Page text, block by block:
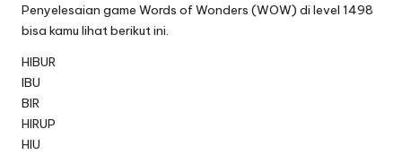
Penyelesaian game Words of Wonders (WOW) di level 1498
bisa kamu lihat berikut ini.
HIBUR
IBU
BIR
HIRUP
HIU